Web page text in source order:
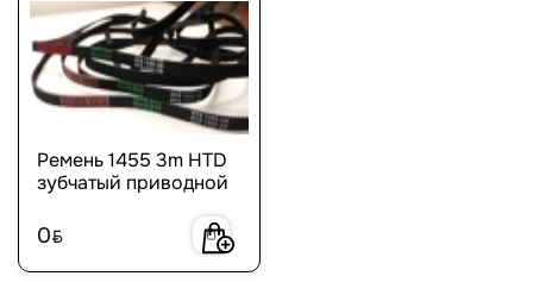
Ремень 1455 3m HTD
зубчатый приводной
0BYN